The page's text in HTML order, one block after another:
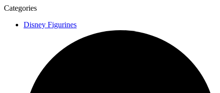
Categories
Disney Figurines